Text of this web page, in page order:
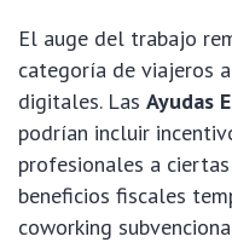
El auge del trabajo
categoría de viajeros
digitales. Las Ayudas
podrían incluir
profesionales a
beneficios fiscales
coworking